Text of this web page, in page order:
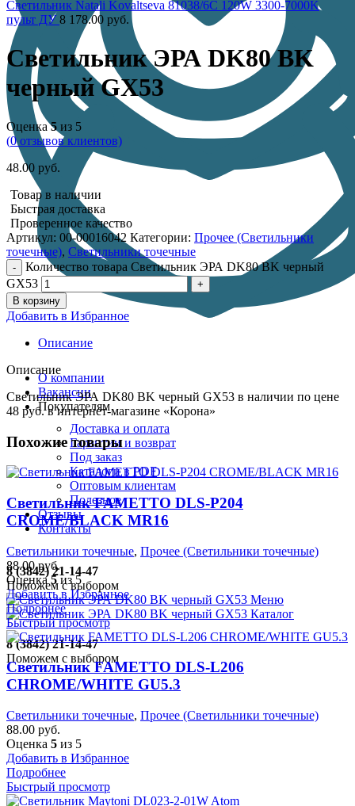
О компании
Вакансии
Покупателям
Доставка и оплата
Гарантии и возврат
Под заказ
Каталоги в PDF
Оптовым клиентам
Полезное
Отзывы
Контакты
8 (3842) 21-14-47
Поможем с выбором
Меню
Каталог
8 (3842) 21-14-47
Поможем с выбором
Светильник Natali Kovaltseva 81038/6С 120W 3300-7000K
пульт ДУ 8 178.00 руб.
Светильник ЭРА DK80 BK
черный GX53
Оценка5 из 5
(0отзывов клиентов)
48.00 руб.
Товар в наличии
Быстрая доставка
Проверенное качество
Артикул: 00-00016042 Категории: Прочее (Светильники
точечные), Светильники точечные
Количество товара Светильник ЭРА DK80 BK черный
GX53
В корзину
Добавить в Избранное
Описание
Описание
Светильник ЭРА DK80 BK черный GX53 в наличии по цене
48 руб. в интернет-магазине «Корона»
Похожие товары
Светильник FAMETTO DLS-P204
CROME/BLACK MR16
Светильники точечные, Прочее (Светильники точечные)
88.00руб.
Оценка5из 5
Добавить в Избранное
Подробнее
Быстрый просмотр
Светильник FAMETTO DLS-L206
CHROME/WHITE GU5.3
Светильники точечные, Прочее (Светильники точечные)
88.00 руб.
Оценка 5 из 5
Добавить в Избранное
Подробнее
Быстрый просмотр